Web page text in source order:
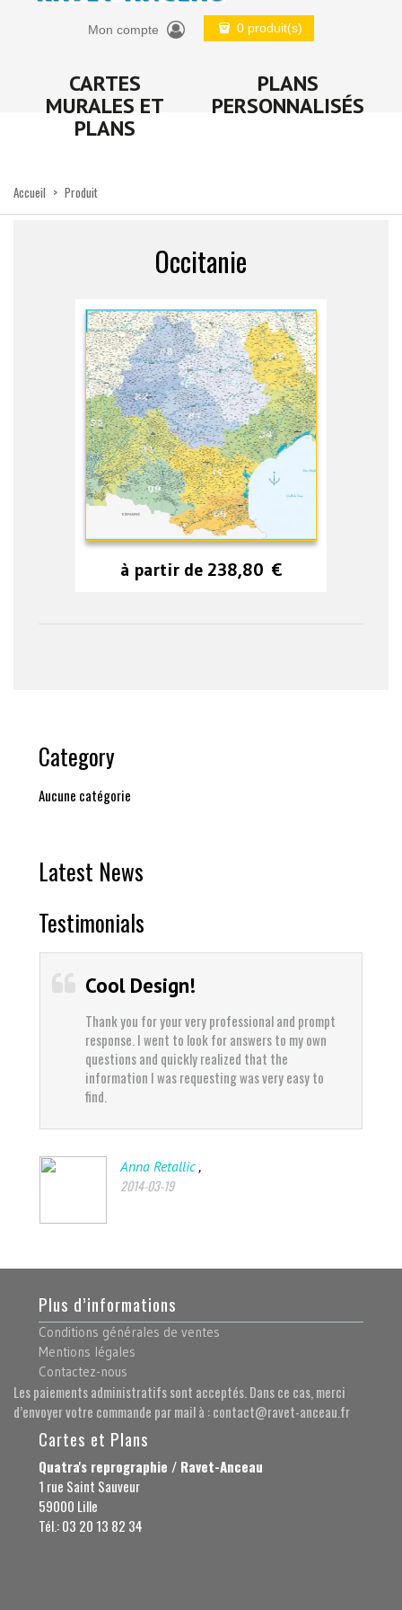
Mon compte 0 produit(s)
CARTES
MURALES ET
PLANS
PLANS
PERSONNALISÉS
Accueil > Produit
Occitanie
à partir de 238,80 €
Category
Aucune catégorie
Latest News
Testimonials
Cool Design!
Thank you for your very professional and prompt
response. I went to look for answers to my own
questions and quickly realized that the
information I was requesting was very easy to
find.
Anna Retallic ,
2014-03-19
Plus d’informations
Conditions générales de ventes
Mentions légales
Contactez-nous
Les paiements administratifs sont acceptés. Dans ce cas, merci
d’envoyer votre commande par mail à : contact@ravet-anceau.fr
Cartes et Plans
Quatra's reprographie / Ravet-Anceau
1 rue Saint Sauveur
59000 Lille
Tél.: 03 20 13 82 34